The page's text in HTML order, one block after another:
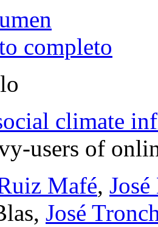
completo
climate
users of
Mafé,
José